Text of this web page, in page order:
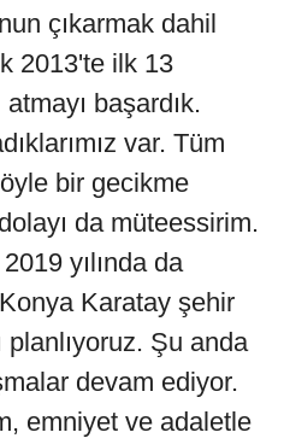
çıkarmak dahil
2013'te ilk 13
başardık.
var. Tüm
bir gecikme
da müteessirim.
yılında da
Karatay şehir
Şu anda
devam ediyor.
emniyet ve adaletle